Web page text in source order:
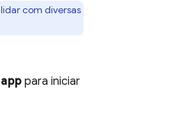
com diversas
para iniciar